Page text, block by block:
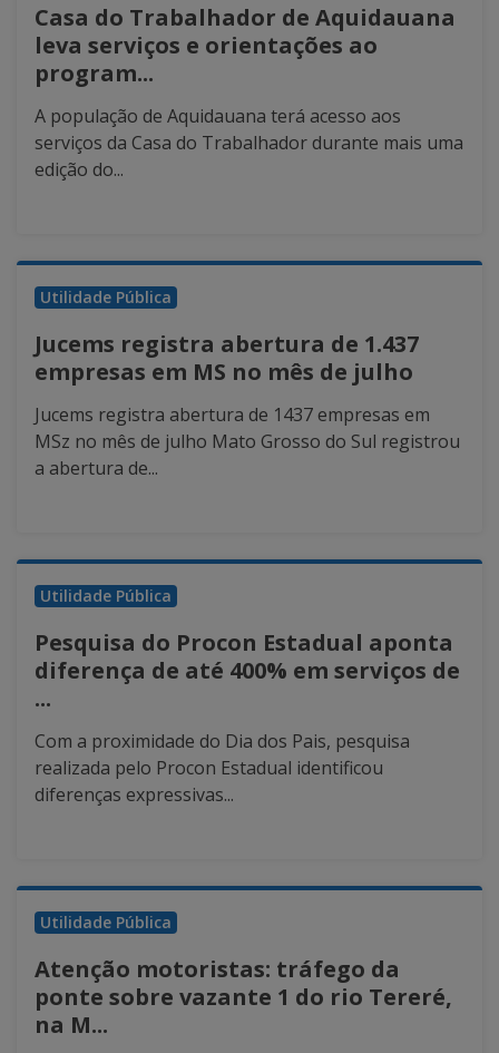
Casa do Trabalhador de Aquidauana
leva serviços e orientações ao
program...
A população de Aquidauana terá acesso aos
serviços da Casa do Trabalhador durante mais uma
edição do...
Utilidade Pública
Jucems registra abertura de 1.437
empresas em MS no mês de julho
Jucems registra abertura de 1437 empresas em
MSz no mês de julho Mato Grosso do Sul registrou
a abertura de...
Utilidade Pública
Pesquisa do Procon Estadual aponta
diferença de até 400% em serviços de
...
Com a proximidade do Dia dos Pais, pesquisa
realizada pelo Procon Estadual identificou
diferenças expressivas...
Utilidade Pública
Atenção motoristas: tráfego da
ponte sobre vazante 1 do rio Tereré,
na M...